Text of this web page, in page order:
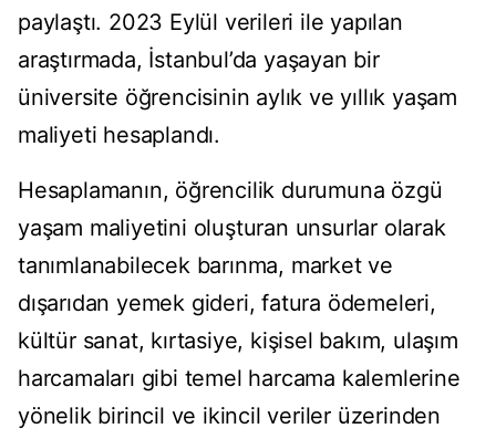
paylaştı. 2023 Eylül verileri ile yapılan
araştırmada, İstanbul’da yaşayan bir
üniversite öğrencisinin aylık ve yıllık yaşam
maliyeti hesaplandı.
Hesaplamanın, öğrencilik durumuna özgü
yaşam maliyetini oluşturan unsurlar olarak
tanımlanabilecek barınma, market ve
dışarıdan yemek gideri, fatura ödemeleri,
kültür sanat, kırtasiye, kişisel bakım, ulaşım
harcamaları gibi temel harcama kalemlerine
yönelik birincil ve ikincil veriler üzerinden